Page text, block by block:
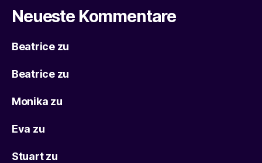
Neueste Kommentare
Beatricezu
Beatricezu
Monika zu
Eva zu
Stuartzu